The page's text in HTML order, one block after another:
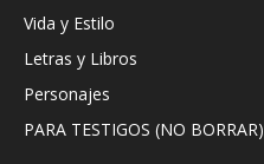
Vida y Estilo
Letras y Libros
Personajes
PARA TESTIGOS (NO BORRAR)